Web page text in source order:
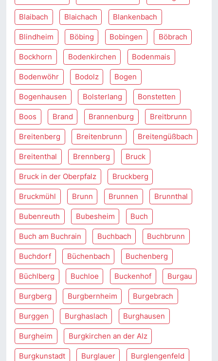
Blaibach Blaichach Blankenbach
Blindheim Böbing Bobingen Böbrach
Bockhorn Bodenkirchen Bodenmais
Bodenwöhr Bodolz Bogen
Bogenhausen Bolsterlang Bonstetten
Boos Brand Brannenburg Breitbrunn
Breitenberg Breitenbrunn Breitengüßbach
Breitenthal Brennberg Bruck
Bruck in der Oberpfalz Bruckberg
Bruckmühl Brunn Brunnen Brunnthal
Bubenreuth Bubesheim Buch
Buch am Buchrain Buchbach Buchbrunn
Buchdorf Büchenbach Buchenberg
Büchlberg Buchloe Buckenhof Burgau
Burgberg Burgbernheim Burgebrach
Burggen Burghaslach Burghausen
Burgheim Burgkirchen an der Alz
Burgkunstadt Burglauer Burglengenfeld